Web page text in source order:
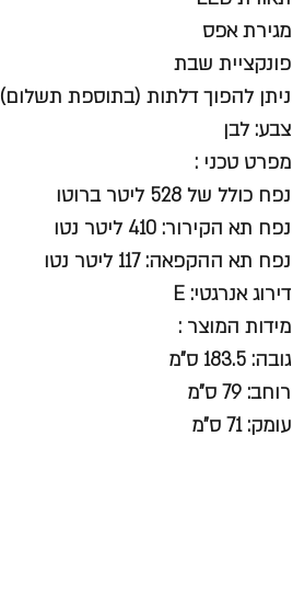
מגירת אפס
פונקציית שבת
ניתן להפוך דלתות (בתוספת תשלום)
צבע: לבן
מפרט טכני :
נפח כולל של 528 ליטר ברוטו
נפח תא הקירור: 410 ליטר נטו
נפח תא ההקפאה: 117 ליטר נטו
דירוג אנרגטי: E
מידות המוצר :
גובה: 183.5 ס"מ
רוחב: 79 ס"מ
עומק: 71 ס"מ